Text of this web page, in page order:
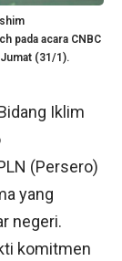
pada acara CNBC
(31/1).
Iklim
(Persero)
yang
negeri.
komitmen